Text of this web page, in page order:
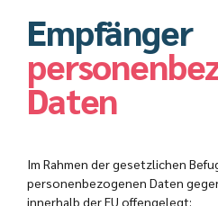
Empfänger
Daten
Im Rahmen der gesetzlichen
personenbezogenen Daten
innerhalb der EU offengelegt: